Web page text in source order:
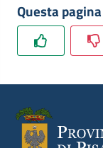
Documenti
e
dati
Questa